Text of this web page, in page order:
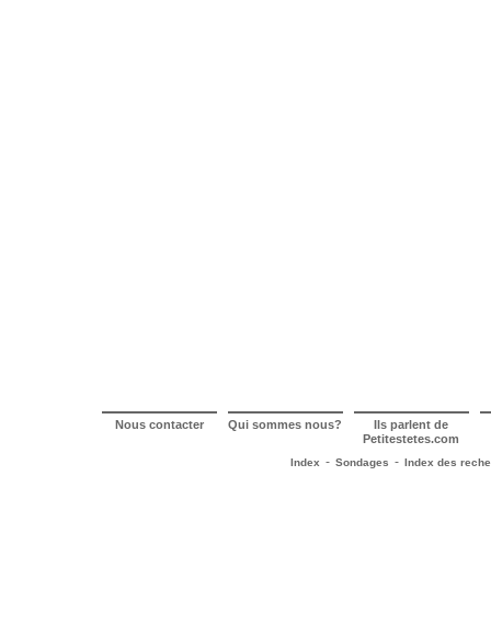
Nous contacter Qui sommes nous? Ils parlent de
Petitestetes.com
Index - Sondages - Index des